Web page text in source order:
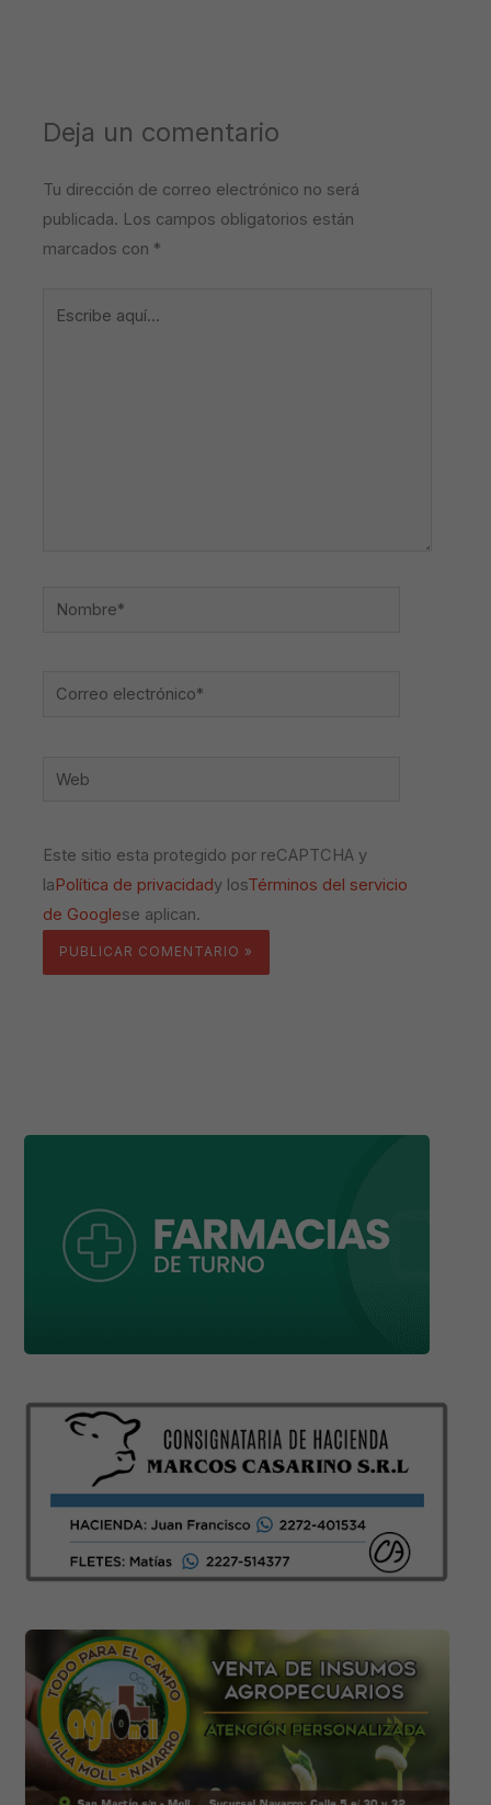
Deja un comentario
Tu dirección de correo electrónico no será
publicada. Los campos obligatorios están
marcados con *
Nombre*
Correo
Web
Este sitio esta protegido por reCAPTCHA y
laPolítica de privacidady losTérminos del servicio
de Googlese aplican.